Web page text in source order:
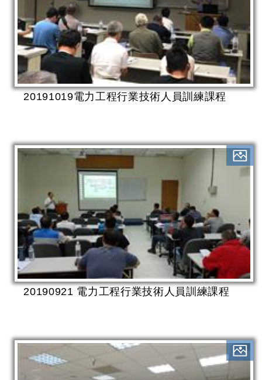
20191019電力工程行業技術人員訓練課程
20190921 電力工程行業技術人員訓練課程